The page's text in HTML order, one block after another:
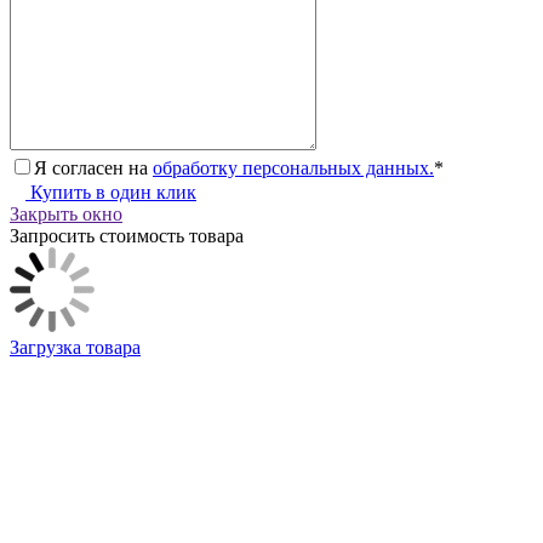
Я согласен на обработку персональных данных.*
Купить в один клик
Закрыть окно
Запросить стоимость товара
Загрузка товара